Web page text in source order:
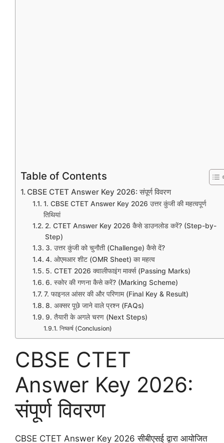
Table of Contents
CBSE CTET Answer Key 2026: संपूर्ण विवरण
1. CBSE CTET Answer Key 2026 उत्तर कुंजी की महत्वपूर्ण
तिथियां
2. CTET Answer Key 2026 कैसे डाउनलोड करें? (Step-by-
Step)
3. उत्तर कुंजी को चुनौती (Challenge) कैसे दें?
4. ओएमआर शीट (OMR Sheet) का महत्व
5. CTET 2026 क्वालीफाइंग मार्क्स (Passing Marks)
6. स्कोर की गणना कैसे करें? (Marking Scheme)
7. फाइनल आंसर की और परिणाम (Final Key & Result)
8. अक्सर पूछे जाने वाले प्रश्न (FAQs)
9. तैयारी के अगले चरण (Next Steps)
निष्कर्ष (Conclusion)
CBSE CTET
Answer Key 2026:
संपूर्ण विवरण
CBSE CTET Answer Key 2026 सीबीएसई द्वारा आयोजित